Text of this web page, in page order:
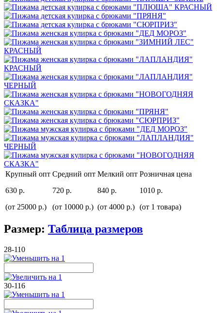
Крупный опт
630 р.
(от 25000 р.)
Средний опт
720 р.
(от 10000 р.)
Мелкий опт
840 р.
(от 4000 р.)
Розничная цена
1010 р.
(от 1 товара)
Размер: Таблица размеров
28-110
30-116